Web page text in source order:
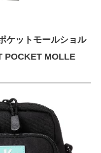
ケットモールショル
POCKET MOLLE